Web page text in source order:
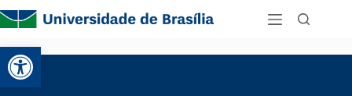
Abrir a barra de ferramentas